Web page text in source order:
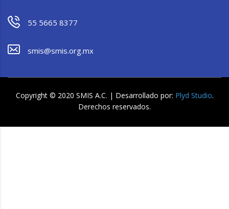
55 5665 8377
smis@smis.org.mx
Copyright © 2020 SMIS A.C. | Desarrollado por: Plyd Studio.
Derechos reservados.